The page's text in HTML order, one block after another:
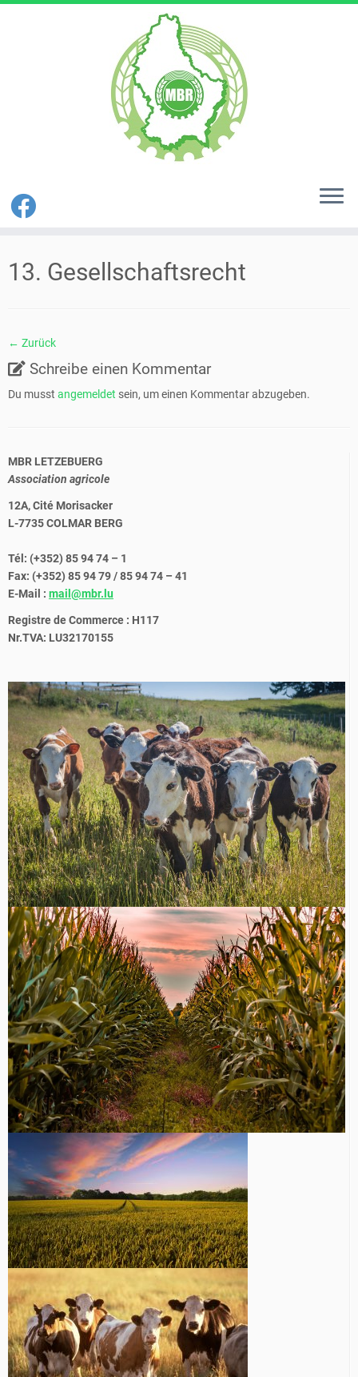
Inhalt
springen
13. Gesellschaftsrecht
← Zurück
Schreibe einen Kommentar
Du musst angemeldet sein, um einen Kommentar abzugeben.
MBR LETZEBUERG
Association agricole
12A, Cité Morisacker
L-7735 COLMAR BERG
Tél: (+352) 85 94 74 – 1
Fax: (+352) 85 94 79 / 85 94 74 – 41
E-Mail : mail@mbr.lu
Registre de Commerce : H117
Nr.TVA: LU32170155